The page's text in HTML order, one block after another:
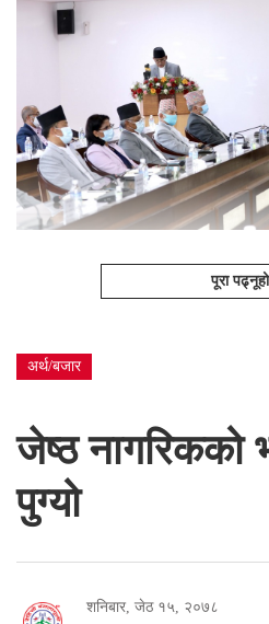
पूरा
अर्थ/बजार
जेष्ठ नागरिकको
पुग्यो
शनिबार, जेठ १५, २०७८